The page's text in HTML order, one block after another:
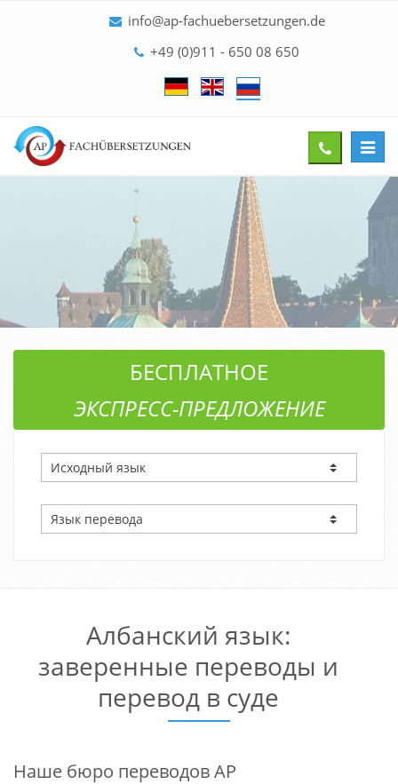
info@ap-fachuebersetzungen.de
+49 (0)911 - 650 08 650
Give
us
БЕСПЛАТНОЕ
ЭКСПРЕСС-ПРЕДЛОЖЕНИЕ
Албанский язык:
заверенные переводы и
перевод в суде
Наше бюро переводов AP